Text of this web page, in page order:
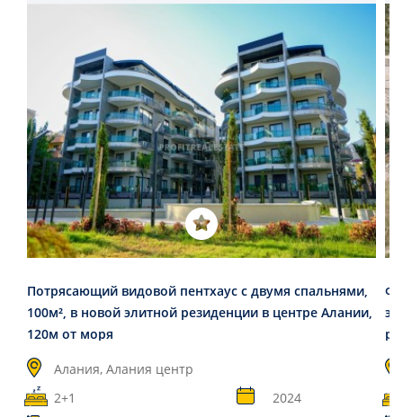
Потрясающий видовой пентхаус с двумя спальнями,
100м², в новой элитной резиденции в центре Алании,
120м от моря
Алания, Алания центр
2+1
2024